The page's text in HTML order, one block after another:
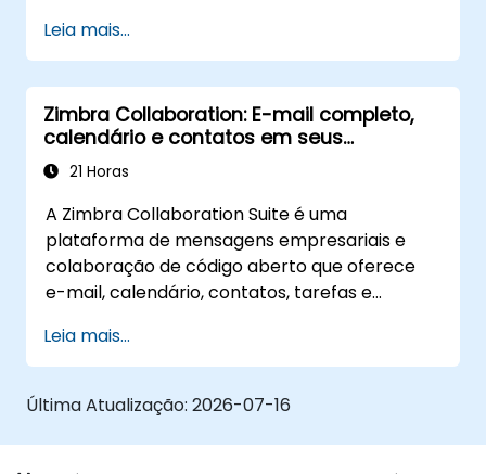
service mesh e monitorar políticas Zero Trust.
Leia mais...
Zimbra Collaboration: E-mail completo,
calendário e contatos em seus
servidores
21 Horas
A Zimbra Collaboration Suite é uma
plataforma de mensagens empresariais e
colaboração de código aberto que oferece
e-mail, calendário, contatos, tarefas e
interface web unificada. Ela serve como uma
substituta direta e autogerenciada para o
Microsoft Exchange e Google Workspace.
Leia mais...
Última Atualização: 2026-07-16